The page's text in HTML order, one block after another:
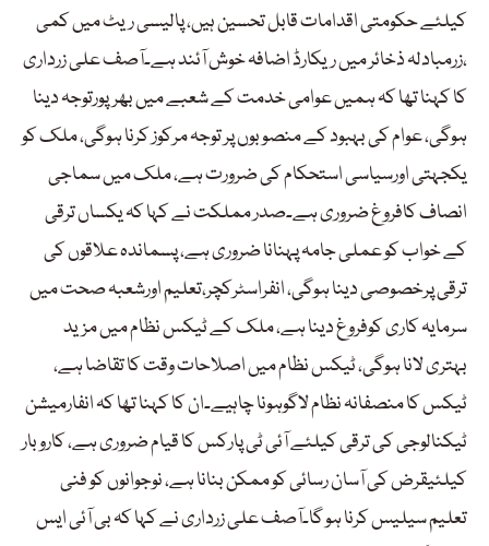
کیلئے حکومتی اقدامات قابل تحسین ہیں، پالیسی ریٹ میں کمی
،زرمبادلہ ذخائر میں ریکارڈ اضافہ خوش آئند ہے۔آصف علی زرداری
کا کہنا تھا کہ ہمیں عوامی خدمت کے شعبے میں بھرپورتوجہ دینا
ہوگی، عوام کی بہبود کے منصوبوں پر توجہ مرکوز کرنا ہوگی، ملک کو
یکجہتی اورسیاسی استحکام کی ضرورت ہے، ملک میں سماجی
انصاف کافروغ ضروری ہے۔صدر مملکت نے کہا کہ یکساں ترقی
کے خواب کو عملی جامہ پہنانا ضروری ہے، پسماندہ علاقوں کی
ترقی پرخصوصی دینا ہوگی، انفراسٹرکچر،تعلیم اورشعبہ صحت میں
سرمایہ کاری کوفروغ دینا ہے، ملک کے ٹیکس نظام میں مزید
بہتری لانا ہوگی، ٹیکس نظام میں اصلاحات وقت کا تقاضا ہے،
ٹیکس کا منصفانہ نظام لاگوہونا چاہیے۔ان کا کہنا تھا کہ انفارمیشن
ٹیکنالوجی کی ترقی کیلئے آئی ٹی پارکس کا قیام ضروری ہے، کاروبار
کیلئیقرض کی آسان رسائی کو ممکن بنانا ہے، نوجوانوں کو فنی
تعلیم سیلیس کرنا ہو گا۔آصف علی زرداری نے کہا کہ بی آئی ایس